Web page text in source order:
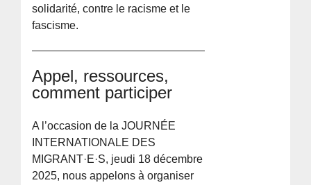
solidarité, contre le racisme et le
fascisme.
Appel, ressources,
comment participer
A l’occasion de la JOURNÉE
INTERNATIONALE DES
MIGRANT·E·S, jeudi 18 décembre
2025, nous appelons à organiser